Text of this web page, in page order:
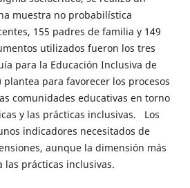
muestra no probabilística
155 padres de familia y 149
utilizados fueron los tres
para la Educación Inclusiva de
plantea para favorecer los procesos
comunidades educativas en torno
y las prácticas inclusivas. Los
indicadores necesitados de
aunque la dimensión más
prácticas inclusivas.